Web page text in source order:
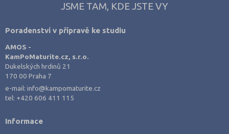
JSME TAM, KDE JSTE VY
Poradenství v přípravě ke studiu
AMOS -
KamPoMaturite.cz, s.r.o.
Dukelských hrdinů 21
170 00 Praha 7
e-mail:info@kampomaturite.cz
tel: +420 606 411 115
Informace